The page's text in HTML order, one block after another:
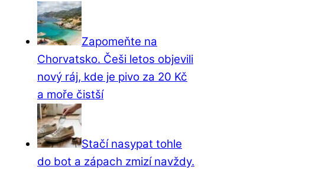
Zapomeňte na
Chorvatsko. Češi letos objevili
nový ráj, kde je pivo za 20 Kč
a moře čistší
Stačí nasypat tohle
do bot a zápach zmizí navždy.